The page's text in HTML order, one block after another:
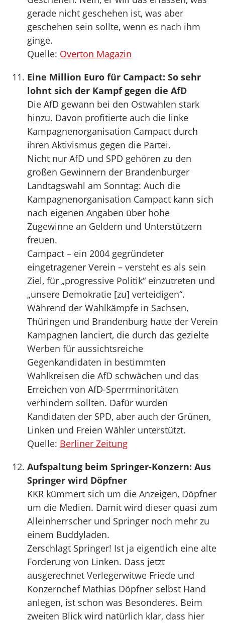
gerade nicht geschehen ist, was aber
geschehen sein sollte, wenn es nach ihm
ginge.
Quelle: Overton Magazin
Eine Million Euro für Campact: So sehr
lohnt sich der Kampf gegen die AfD
Die AfD gewann bei den Ostwahlen stark
hinzu. Davon profitierte auch die linke
Kampagnenorganisation Campact durch
ihren Aktivismus gegen die Partei.
Nicht nur AfD und SPD gehören zu den
großen Gewinnern der Brandenburger
Landtagswahl am Sonntag: Auch die
Kampagnenorganisation Campact kann sich
nach eigenen Angaben über hohe
Zugewinne an Geldern und Unterstützern
freuen.
Campact – ein 2004 gegründeter
eingetragener Verein – versteht es als sein
Ziel, für „progressive Politik“ einzutreten und
„unsere Demokratie [zu] verteidigen“.
Während der Wahlkämpfe in Sachsen,
Thüringen und Brandenburg hatte der Verein
Kampagnen lanciert, die durch das gezielte
Werben für aussichtsreiche
Gegenkandidaten in bestimmten
Wahlkreisen die AfD schwächen und das
Erreichen von AfD-Sperrminoritäten
verhindern sollten. Dafür wurden
Kandidaten der SPD, aber auch der Grünen,
Linken und Freien Wähler unterstützt.
Quelle: Berliner Zeitung
Aufspaltung beim Springer-Konzern: Aus
Springer wird Döpfner
KKR kümmert sich um die Anzeigen, Döpfner
um die Medien. Damit wird dieser quasi zum
Alleinherrscher und Springer noch mehr zu
einem Buddyladen.
Zerschlagt Springer! Ist ja eigentlich eine alte
Forderung von Linken. Dass jetzt
ausgerechnet Verlegerwitwe Friede und
Konzernchef Mathias Döpfner selbst Hand
anlegen, ist schon was Besonderes. Beim
zweiten Blick wird natürlich klar, dass hier